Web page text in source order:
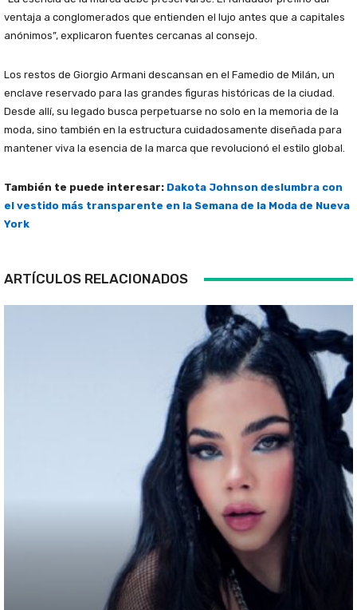
ventaja a conglomerados que entienden el lujo antes que a capitales
anónimos”, explicaron fuentes cercanas al consejo.
Los restos de Giorgio Armani descansan en el Famedio de Milán, un
enclave reservado para las grandes figuras históricas de la ciudad.
Desde allí, su legado busca perpetuarse no solo en la memoria de la
moda, sino también en la estructura cuidadosamente diseñada para
mantener viva la esencia de la marca que revolucionó el estilo global.
También te puede interesar: Dakota Johnson deslumbra con
el vestido más transparente en la Semana de la Moda de Nueva
York
ARTÍCULOS RELACIONADOS